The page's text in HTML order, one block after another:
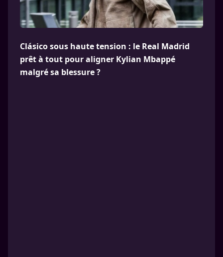
Clásico sous haute tension : le Real Madrid
prêt à tout pour aligner Kylian Mbappé
malgré sa blessure ?